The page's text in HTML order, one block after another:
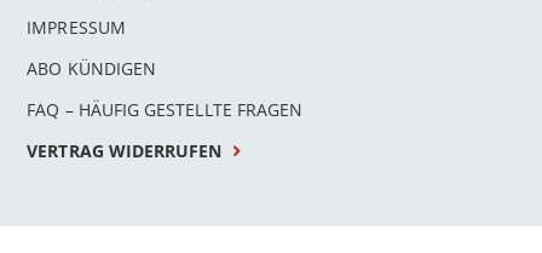
IMPRESSUM
ABO KÜNDIGEN
FAQ – HÄUFIG GESTELLTE FRAGEN
VERTRAG WIDERRUFEN